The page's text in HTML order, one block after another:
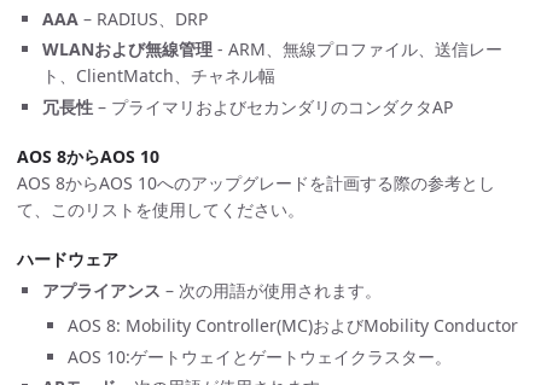
AAA – RADIUS、DRP
WLANおよび無線管理 - ARM、無線プロファイル、送信レー
ト、ClientMatch、チャネル幅
冗長性 – プライマリおよびセカンダリのコンダクタAP
AOS 8からAOS 10
AOS 8からAOS 10へのアップグレードを計画する際の参考とし
て、このリストを使用してください。
ハードウェア
アプライアンス – 次の用語が使用されます。
AOS 8: Mobility Controller(MC)およびMobility Conductor
AOS 10:ゲートウェイとゲートウェイクラスター。